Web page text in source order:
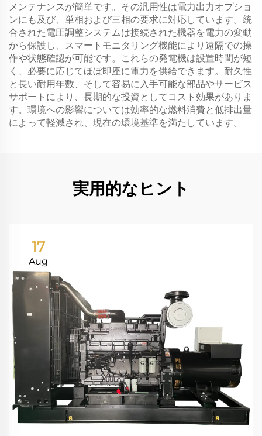
メンテナンスが簡単です。その汎用性は電力出力オプショ
ンにも及び、単相および三相の要求に対応しています。統
合された電圧調整システムは接続された機器を電力の変動
から保護し、スマートモニタリング機能により遠隔での操
作や状態確認が可能です。これらの発電機は設置時間が短
く、必要に応じてほぼ即座に電力を供給できます。耐久性
と長い耐用年数、そして容易に入手可能な部品やサービス
サポートにより、長期的な投資としてコスト効果がありま
す。環境への影響については効率的な燃料消費と低排出量
によって軽減され、現在の環境基準を満たしています。
実用的なヒント
17
Aug